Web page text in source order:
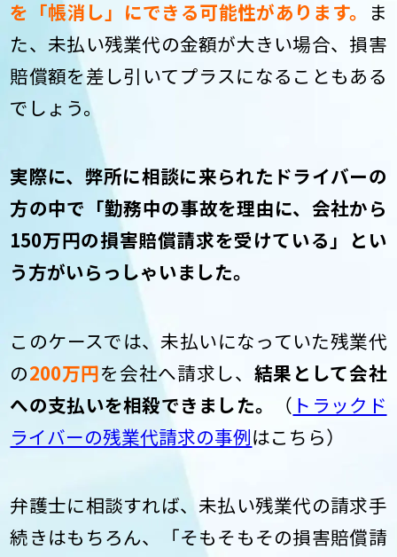
を「帳消し」にできる可能性があります。 ま
た、未払い残業代の金額が大きい場合、損害
賠償額を差し引いてプラスになることもある
でしょう。
実際に、弊所に相談に来られたドライバーの
方の中で「勤務中の事故を理由に、会社から
150万円の損害賠償請求を受けている」とい
う方がいらっしゃいました。
このケースでは、未払いになっていた残業代
の200万円を会社へ請求し、 結果として会社
への支払いを相殺できました。
（ トラックド
ライバーの残業代請求の事例はこちら）
弁護士に相談すれば、未払い残業代の請求手
続きはもちろん、「そもそもその損害賠償請